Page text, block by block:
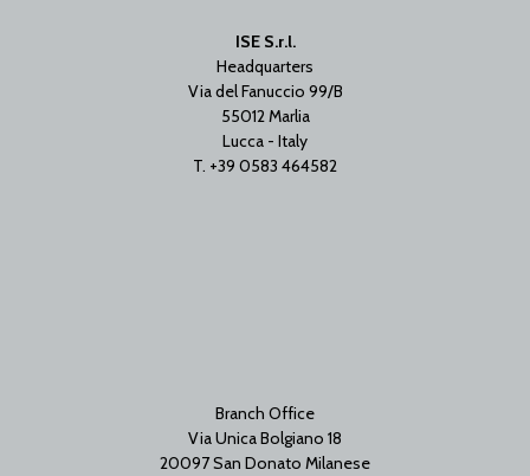
ISE S.r.l.
Headquarters
Via del Fanuccio 99/B
55012 Marlia
Lucca - Italy
T. +39 0583 464582
Branch Office
Via Unica Bolgiano 18
20097 San Donato Milanese